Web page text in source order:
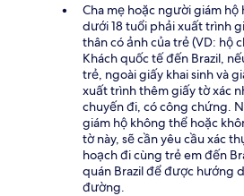
Cha mẹ hoặc người giám
dưới 18 tuổi phải xuất trình
thân có ảnh của trẻ (VD: hộ
Khách quốc tế đến Brazil,
trẻ, ngoài giấy khai sinh và
xuất trình thêm giấy tờ xác
chuyến đi, có công chứng.
giám hộ không thể hoặc
tờ này, sẽ cần yêu cầu xác
hoạch đi cùng trẻ em đến
quán Brazil để được hướng
đường.